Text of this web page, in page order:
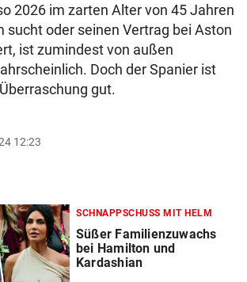
2026 im zarten Alter von 45 Jahren
sucht oder seinen Vertrag bei Aston
ist zumindest von außen
Doch der Spanier ist
gut.
12:23
SCHNAPPSCHUSS MIT HELM
Süßer Familienzuwachs
bei Hamilton und
Kardashian